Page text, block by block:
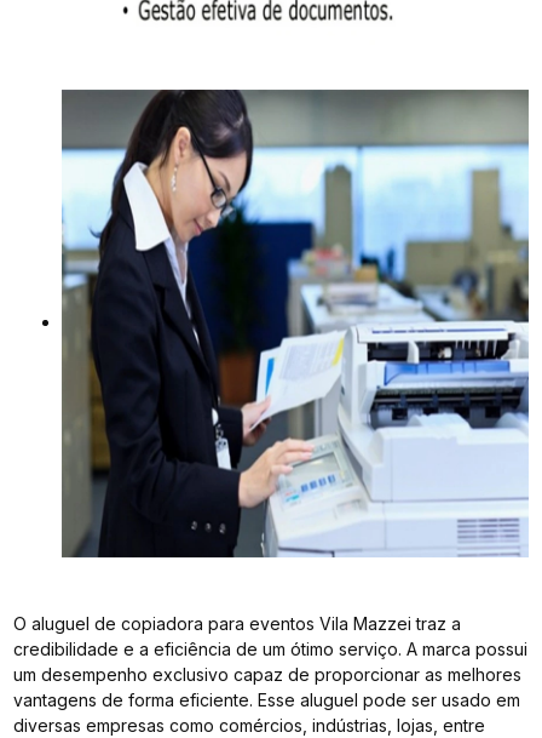
O aluguel de copiadora para eventos Vila Mazzei traz a
credibilidade e a eficiência de um ótimo serviço. A marca possui
um desempenho exclusivo capaz de proporcionar as melhores
vantagens de forma eficiente. Esse aluguel pode ser usado em
diversas empresas como comércios, indústrias, lojas, entre